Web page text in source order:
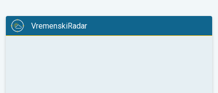
VremenskiRadar